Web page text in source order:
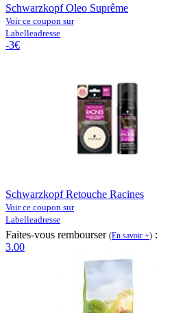
Schwarzkopf Oleo Suprême
Voir ce coupon sur
Labelleadresse
-3€
Schwarzkopf Retouche Racines
Voir ce coupon sur
Labelleadresse
Faites-vous rembourser (En savoir +) :
3.00